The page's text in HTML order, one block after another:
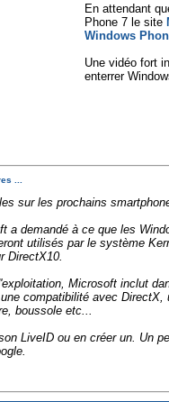
En attendant
Phone 7 le site
Windows
Une vidéo fort
enterrer
...
sur les prochains
demandé à ce que les
utilisés par le système
DirectX10.
Microsoft inclut
compatibilité avec
boussole etc...
LiveID ou en créer un. Un